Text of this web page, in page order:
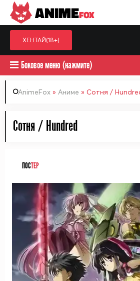
Выберите одну категорию для
ANIMEFOX
ХЕНТАЙ(18+)
Боковое меню (нажмите)
AnimeFox » Аниме » Сотня /
Сотня / Hundred
ПОСТЕР